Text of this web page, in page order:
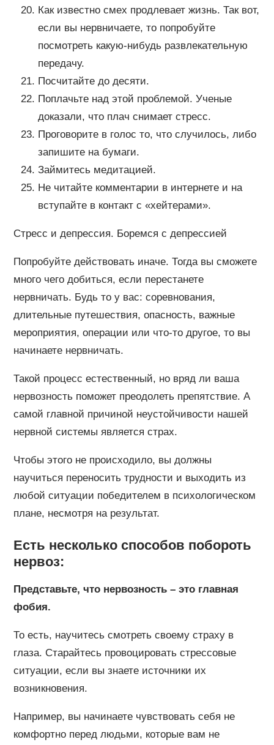
Как известно смех продлевает жизнь. Так вот,
если вы нервничаете, то попробуйте
посмотреть какую-нибудь развлекательную
передачу.
Посчитайте до десяти.
Поплачьте над этой проблемой. Ученые
доказали, что плач снимает стресс.
Проговорите в голос то, что случилось, либо
запишите на бумаги.
Займитесь медитацией.
Не читайте комментарии в интернете и на
вступайте в контакт с «хейтерами».
Стресс и депрессия. Боремся с депрессией
Попробуйте действовать иначе. Тогда вы сможете
много чего добиться, если перестанете
нервничать. Будь то у вас: соревнования,
длительные путешествия, опасность, важные
мероприятия, операции или что-то другое, то вы
начинаете нервничать.
Такой процесс естественный, но вряд ли ваша
нервозность поможет преодолеть препятствие. А
самой главной причиной неустойчивости нашей
нервной системы является страх.
Чтобы этого не происходило, вы должны
научиться переносить трудности и выходить из
любой ситуации победителем в психологическом
плане, несмотря на результат.
Есть несколько способов побороть
нервоз:
Представьте, что нервозность – это главная
фобия.
То есть, научитесь смотреть своему страху в
глаза. Старайтесь провоцировать стрессовые
ситуации, если вы знаете источники их
возникновения.
Например, вы начинаете чувствовать себя не
комфортно перед людьми, которые вам не